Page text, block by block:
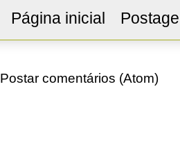
Página inicial
Postar comentários (Atom)